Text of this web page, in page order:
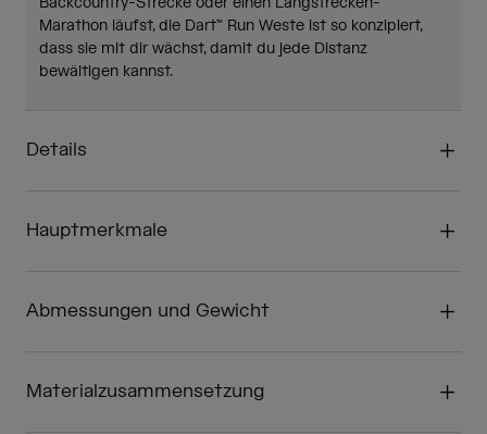
Marathon läufst, die Dart™ Run Weste ist so konzipiert,
dass sie mit dir wächst, damit du jede Distanz
bewältigen kannst.
Details
Hauptmerkmale
Abmessungen und Gewicht
Materialzusammensetzung